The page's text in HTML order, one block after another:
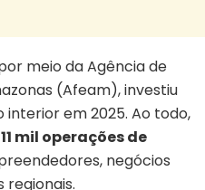
meio da Agência de
(Afeam), investiu
interior em 2025. Ao todo,
mil operações de
negócios
regionais.